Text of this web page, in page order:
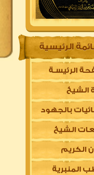
الرئيسية
الرئيسـة
الشيخ
بالجهود
الشيخ
الكريم
المنبرية